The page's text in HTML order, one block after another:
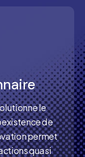
le
de
permet
quasi